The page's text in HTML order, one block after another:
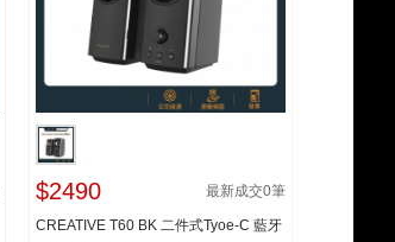
$2490 最新成交0筆
CREATIVE T60 BK 二件式Tyoe-C 藍牙